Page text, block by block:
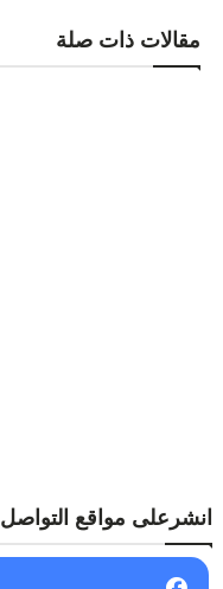
مقالات ذات صلة
انشرعلى مواقع التواصل